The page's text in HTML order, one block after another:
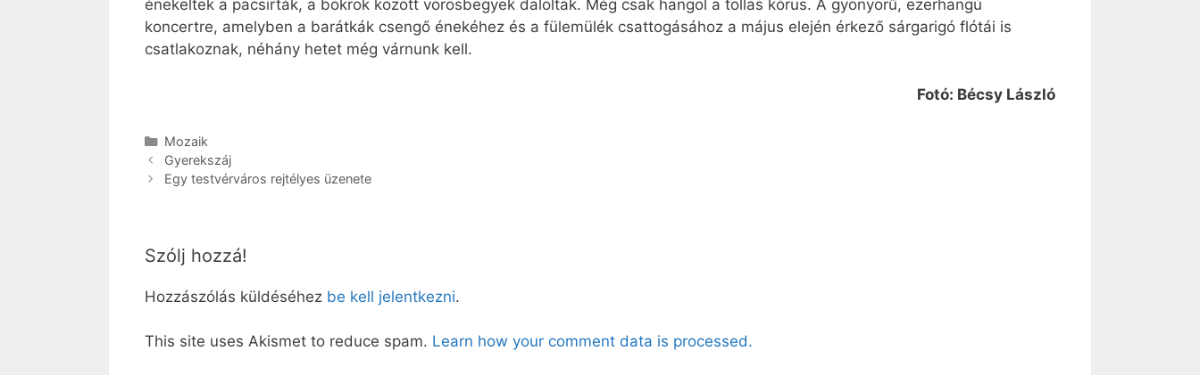
énekeltek a pacsirták, a bokrok között vörösbegyek daloltak. Még csak hangol a tollas kórus. A gyönyörű, ezerhangú
koncertre, amelyben a barátkák csengő énekéhez és a fülemülék csattogásához a május elején érkező sárgarigó flótái is
csatlakoznak, néhány hetet még várnunk kell.
Fotó: Bécsy László
Kategória
Mozaik
Gyerekszáj
Egy testvérváros rejtélyes üzenete
Szólj hozzá!
Hozzászólás küldéséhez be kell jelentkezni.
This site uses Akismet to reduce spam. Learn how your comment data is processed.